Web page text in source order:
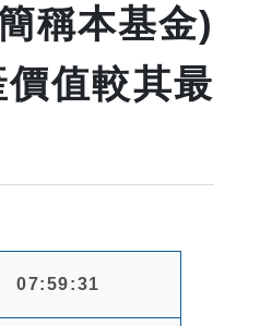
稱本基金)
值較其最
07:59:31